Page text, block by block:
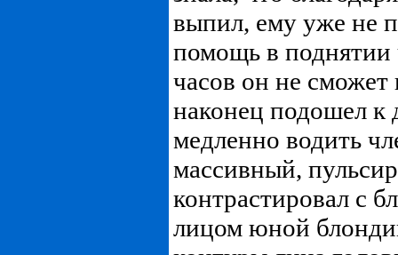
выпил, ему уже не
помощь в поднятии
часов он не
наконец подошел к
медленно водить
массивный,
контрастировал с
лицом юной